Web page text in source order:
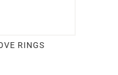
RINGS